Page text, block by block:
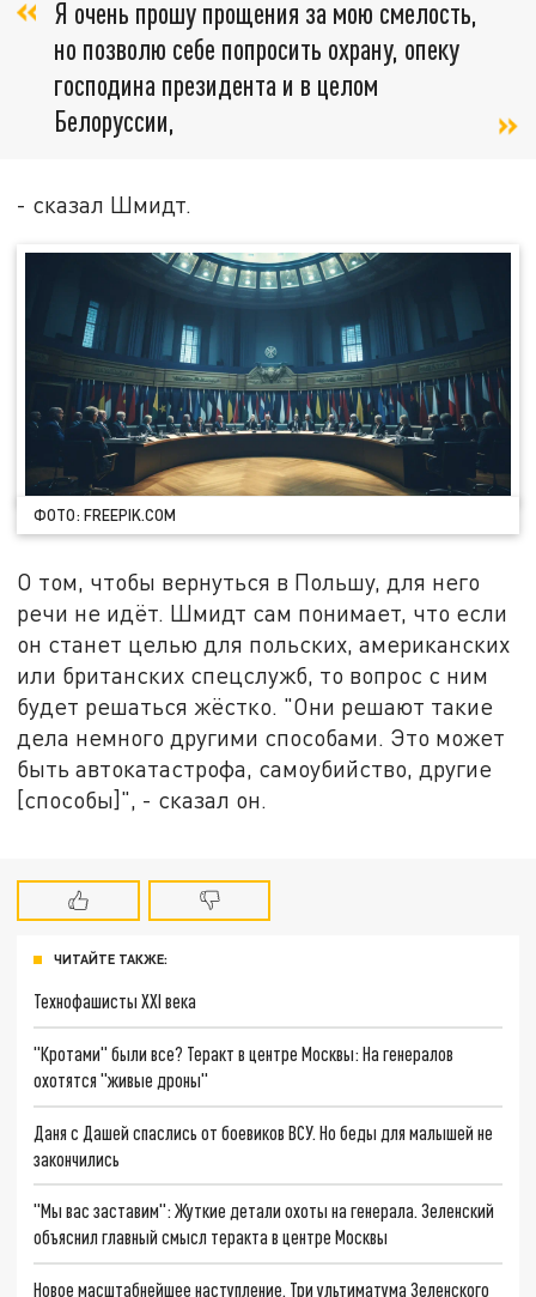
Я очень прошу прощения за мою смелость,
но позволю себе попросить охрану, опеку
господина президента и в целом
Белоруссии,
- сказал Шмидт.
ФОТО: FREEPIK.COM
О том, чтобы вернуться в Польшу, для него
речи не идёт. Шмидт сам понимает, что если
он станет целью для польских, американских
или британских спецслужб, то вопрос с ним
будет решаться жёстко. "Они решают такие
дела немного другими способами. Это может
быть автокатастрофа, самоубийство, другие
[способы]", - сказал он.
ЧИТАЙТЕ ТАКЖЕ:
Технофашисты XXI века
"Кротами" были все? Теракт в центре Москвы: На генералов
охотятся "живые дроны"
Даня с Дашей спаслись от боевиков ВСУ. Но беды для малышей не
закончились
"Мы вас заставим": Жуткие детали охоты на генерала. Зеленский
объяснил главный смысл теракта в центре Москвы
Новое масштабнейшее наступление. Три ультиматума Зеленского